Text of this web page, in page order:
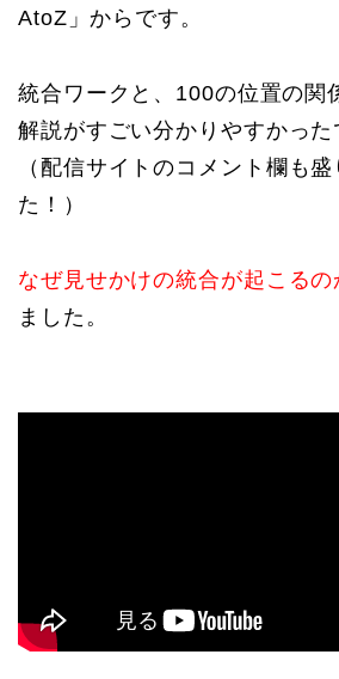
AtoZ」からです。
統合ワークと、100の位置の関
解説がすごい分かりやすかった
（配信サイトのコメント欄も
た！）
なぜ見せかけの統合が起こるの
ました。